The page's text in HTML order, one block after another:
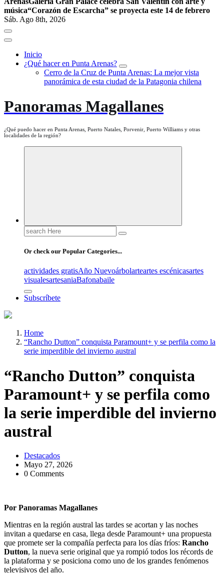
música“Corazón de Escarcha” se proyecta este 14 de febrero
Sáb. Ago 8th, 2026
Inicio
¿Qué hacer en Punta Arenas?
Cerro de la Cruz de Punta Arenas: La mejor vista
panorámica de esta ciudad de la Patagonia chilena
Panoramas Magallanes
¿Qué puedo hacer en Punta Arenas, Puerto Natales, Porvenir, Puerto Williams y otras
localidades de la región?
Search
for:
Or check our Popular Categories...
actividades gratisAño Nuevoárbolarteartes escénicasartes
visualesartesaniaBafonabaile
Subscríbete
Home
“Rancho Dutton” conquista Paramount+ y se perfila como la
serie imperdible del invierno austral
“Rancho Dutton” conquista
Paramount+ y se perfila como
la serie imperdible del invierno
austral
Destacados
Mayo 27, 2026
0 Comments
Por Panoramas Magallanes
Mientras en la región austral las tardes se acortan y las noches
invitan a quedarse en casa, llega desde Paramount+ una propuesta
que promete ser la compañía perfecta para los días fríos: Rancho
Dutton, la nueva serie original que ya rompió todos los récords de
la plataforma y se posiciona como uno de los grandes fenómenos
televisivos del año.